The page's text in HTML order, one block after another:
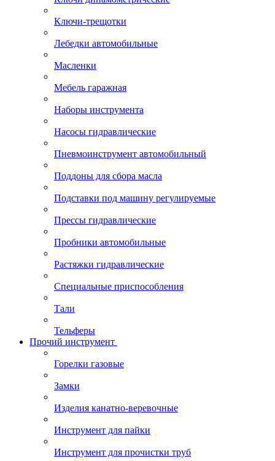
Ключи-трещотки
Лебедки автомобильные
Масленки
Мебель гаражная
Наборы инструмента
Насосы гидравлические
Пневмоинструмент автомобильный
Поддоны для сбора масла
Подставки под машину регулируемые
Прессы гидравлические
Пробники автомобильные
Растяжки гидравлические
Специальные приспособления
Тали
Тельферы
Прочий инструмент
Горелки газовые
Замки
Изделия канатно-веревочные
Инструмент для пайки
Инструмент для прочистки труб